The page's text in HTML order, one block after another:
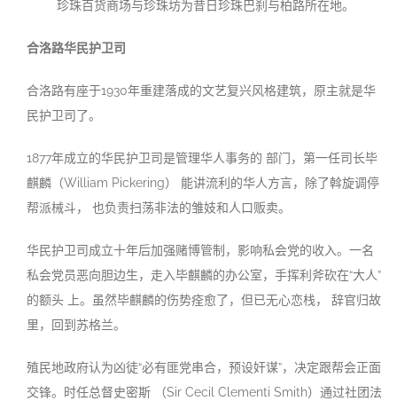
珍珠百货商场与珍珠坊为昔日珍珠巴刹与柏路所在地。
合洛路华民护卫司
合洛路有座于1930年重建落成的文艺复兴风格建筑，原主就是华
民护卫司了。
1877年成立的华民护卫司是管理华人事务的 部门，第一任司长毕
麒麟（William Pickering） 能讲流利的华人方言，除了斡旋调停
帮派械斗， 也负责扫荡非法的雏妓和人口贩卖。
华民护卫司成立十年后加强赌博管制，影响私会党的收入。一名
私会党员恶向胆边生，走入毕麒麟的办公室，手挥利斧砍在“大人”
的额头 上。虽然毕麒麟的伤势痊愈了，但已无心恋栈， 辞官归故
里，回到苏格兰。
殖民地政府认为凶徒“必有匪党串合，预设奸谋”，决定跟帮会正面
交锋。时任总督史密斯 （Sir Cecil Clementi Smith）通过社团法